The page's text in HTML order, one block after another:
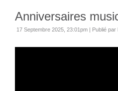
Anniversaires
17 Septembre 2025, 23:01pm | Publié par